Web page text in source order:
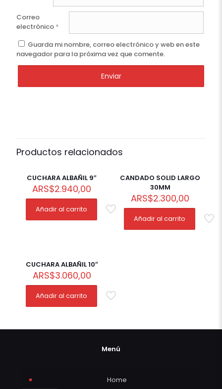
Correo
electrónico *
Guarda mi nombre, correo electrónico y web en este
navegador para la próxima vez que comente.
Productos relacionados
CUCHARA ALBAÑIL 9″
ARS$2.940,00
Añadir al carrito
CANDADO SOLID LARGO
30MM
ARS$2.300,00
Añadir al carrito
CUCHARA ALBAÑIL 10″
ARS$3.060,00
Añadir al carrito
Menú
Home